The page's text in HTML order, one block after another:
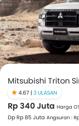
Mitsubishi Triton
4.67 | 3 ULASAN
Rp 340 Juta Harga
Dp Rp 85 Juta Angsuran :